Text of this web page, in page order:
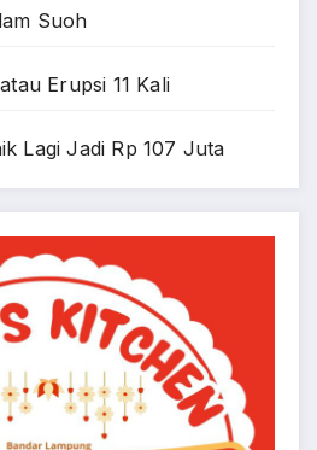
Suoh
Erupsi 11 Kali
Lagi Jadi Rp 107 Juta